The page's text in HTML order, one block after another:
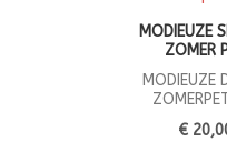
MODIEUZE
ZOMER
MODIEUZE
€